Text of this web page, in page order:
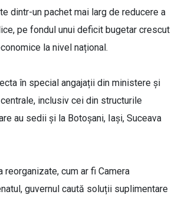
dintr-un pachet mai larg de reducere a
pe fondul unui deficit bugetar crescut
la nivel național.
în special angajații din ministere și
inclusiv cei din structurile
au sedii și la Botoșani, Iași, Suceava
reorganizate, cum ar fi Camera
guvernul caută soluții suplimentare